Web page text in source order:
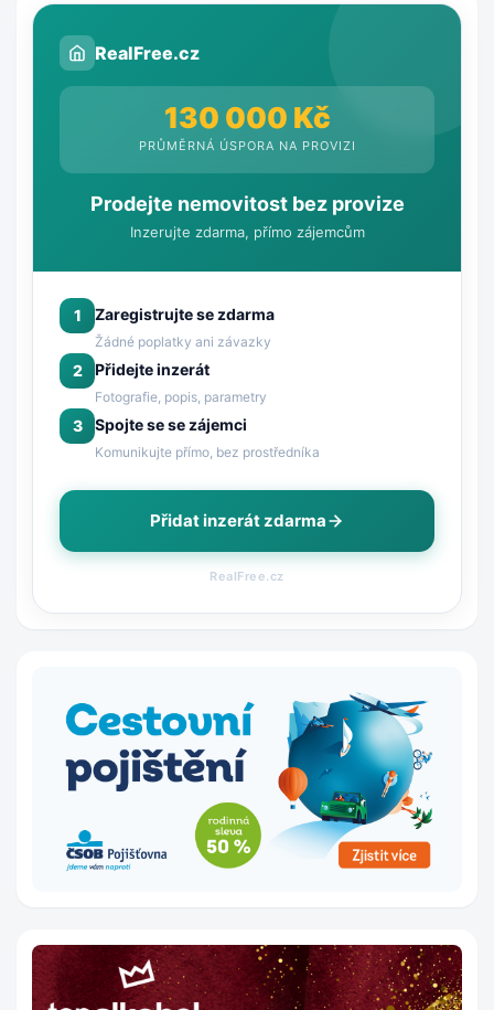
RealFree.cz
130 000 Kč
PRŮMĚRNÁ ÚSPORA NA PROVIZI
Prodejte nemovitost bez provize
Inzerujte zdarma, přímo zájemcům
1 Zaregistrujte se zdarma
Žádné poplatky ani závazky
2 Přidejte inzerát
Fotografie, popis, parametry
3 Spojte se se zájemci
Komunikujte přímo, bez prostředníka
Přidat inzerát zdarma
RealFree.cz